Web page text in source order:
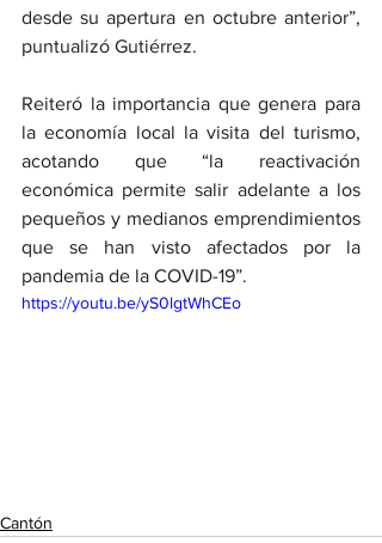
desde su apertura en octubre anterior”,
puntualizó Gutiérrez.
Reiteró la importancia que genera para
la economía local la visita del turismo,
acotando que “la reactivación
económica permite salir adelante a los
pequeños y medianos emprendimientos
que se han visto afectados por la
pandemia de la COVID-19”.
https://youtu.be/yS0lgtWhCEo
Cantón